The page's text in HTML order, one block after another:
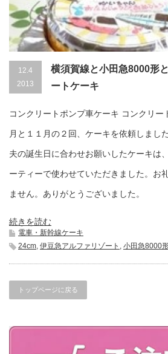
12.4
2013
横須賀線と小田急8000形
ートケーキ
コンクリートポンプ車ケーキ コンクリー
月と１１月の２回、ケーキを依頼しまし
夫の誕生日に合わせお願いしたケーキは
ーティーで使わせていただきました。お
ません。ありがとうございました。
続きを読む
電車・新幹線ケーキ
24cm, 伊豆急アルファリゾート , 小田急8000
トップページに戻る